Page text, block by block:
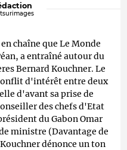
chaîne que Le Monde
a entraîné autour du
Bernard Kouchner. Le
d'intérêt entre deux
d'avant sa prise de
des chefs d'Etat
du Gabon Omar
ministre (Davantage de
dénonce un ton